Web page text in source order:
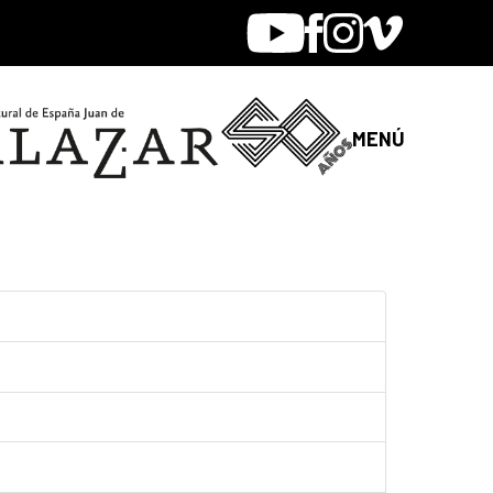
YoutubeFacebook
Instagram
Vimeo
MENÚ